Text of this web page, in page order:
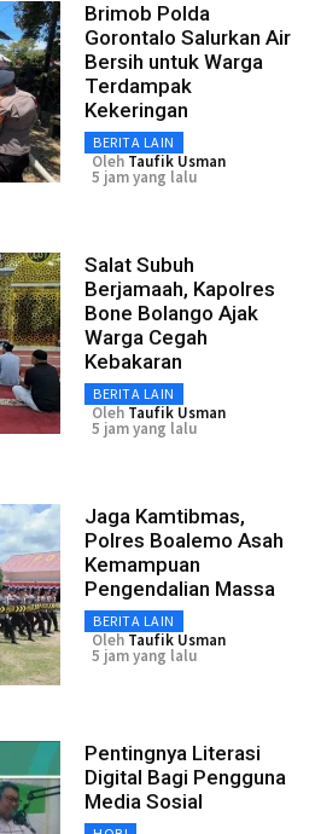
Brimob Polda
Gorontalo Salurkan Air
Bersih untuk Warga
Terdampak
Kekeringan
BERITA LAIN
Oleh Taufik Usman
5 jam yang lalu
Salat Subuh
Berjamaah, Kapolres
Bone Bolango Ajak
Warga Cegah
Kebakaran
BERITA LAIN
Oleh Taufik Usman
5 jam yang lalu
Jaga Kamtibmas,
Polres Boalemo Asah
Kemampuan
Pengendalian Massa
BERITA LAIN
Oleh Taufik Usman
5 jam yang lalu
Pentingnya Literasi
Digital Bagi Pengguna
Media Sosial